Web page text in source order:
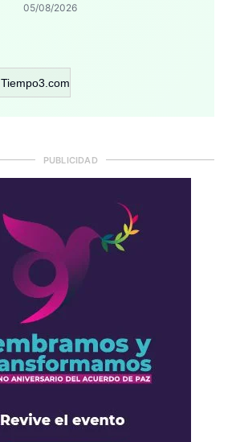
05/08/2026
Tiempo3.com
PUBLICIDAD